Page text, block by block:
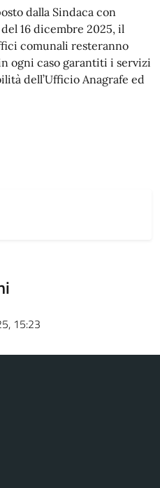
dalla Sindaca con
16 dicembre 2025, il
comunali resteranno
ogni caso garantiti i servizi
dell’Ufficio Anagrafe ed
15:23